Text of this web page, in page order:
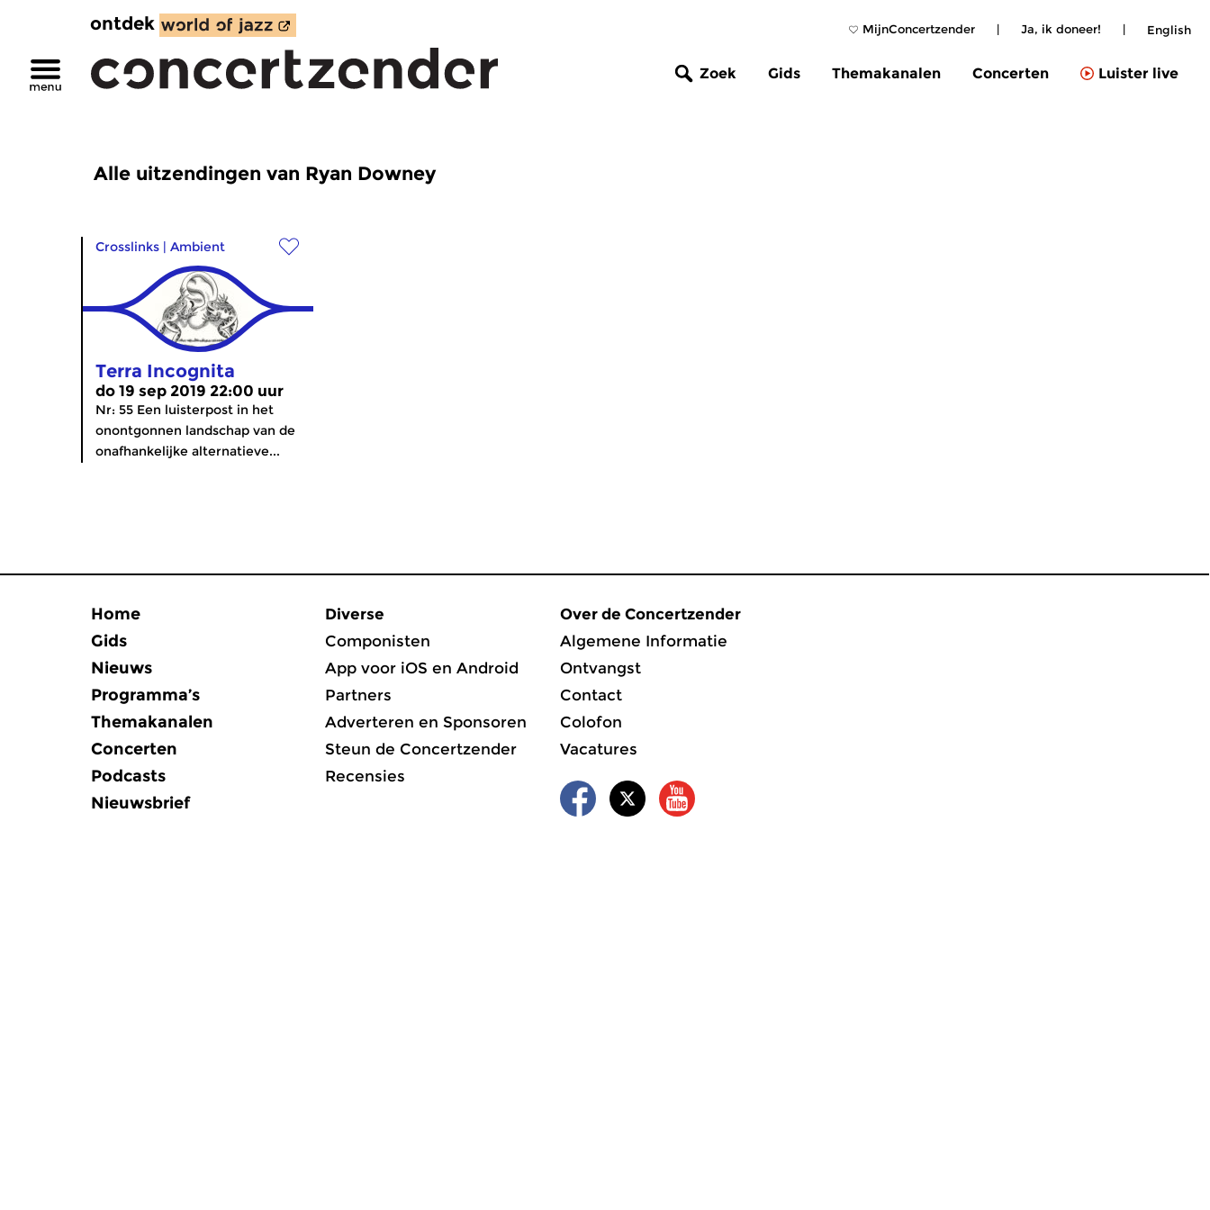
MijnConcertzender | Ja, ik doneer! | English
ontdek
Zoek Gids Themakanalen Concerten Luister live
Alle uitzendingen van Ryan Downey
Crosslinks | Ambient
Terra Incognita
do 19 sep 2019 22:00 uur
Nr: 55 Een luisterpost in het
onontgonnen landschap van de
onafhankelijke alternatieve...
Home
Gids
Nieuws
Programma’s
Themakanalen
Concerten
Podcasts
Nieuwsbrief
Diverse
Componisten
App voor iOS en Android
Partners
Adverteren en Sponsoren
Steun de Concertzender
Recensies
Over de Concertzender
Algemene Informatie
Ontvangst
Contact
Colofon
Vacatures